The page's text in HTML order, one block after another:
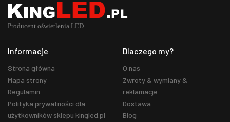
Informacje
Strona główna
Mapa strony
Regulamin
Polityka prywatności dla
użytkowników sklepu kingled.pl
Dlaczego my?
O nas
Zwroty & wymiany &
reklamacje
Dostawa
Blog